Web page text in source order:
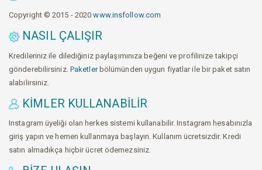
Copyright © 2015 - 2020www.insfollow.com
NASIL ÇALIŞIR
Kredileriniz ile dilediğiniz paylaşımınıza beğeni ve profilinize takipçi
gönderebilirsiniz. Paketlerbölümünden uygun fiyatlar ile bir paket satın
alabilirsiniz.
KIMLER KULLANABILIR
Instagram üyeliği olan herkes sistemi kullanabilir. Instagram hesabınızla
giriş yapın ve hemen kullanmaya başlayın. Kullanım ücretsizdir. Kredi
satın almadıkça hiçbir ücret ödemezsiniz.